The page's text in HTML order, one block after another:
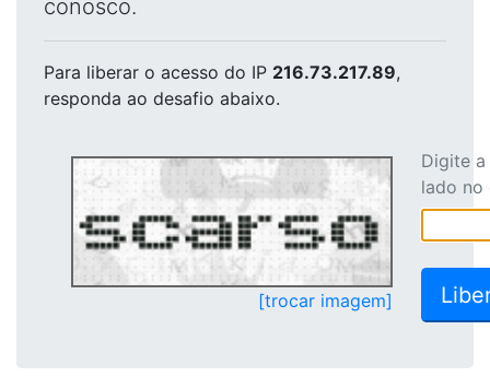
conosco.
Para liberar o acesso do IP 216.73.217.89,
responda ao desafio abaixo.
[trocar imagem]
Digite
lado no